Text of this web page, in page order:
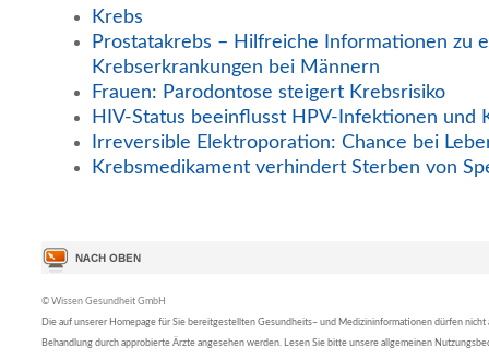
Krebs
Prostatakrebs – Hilfreiche Informationen zu
Krebserkrankungen bei Männern
Frauen: Parodontose steigert Krebsrisiko
HIV-Status beeinflusst HPV-Infektionen und
Irreversible Elektroporation: Chance bei
Krebsmedikament verhindert Sterben von
© Wissen Gesundheit GmbH
Die auf unserer Homepage für Sie bereitgestellten Gesundheits– und Medizininformationen dürfen nicht
Behandlung durch approbierte Ärzte angesehen werden. Lesen Sie bitte unsere allgemeinen